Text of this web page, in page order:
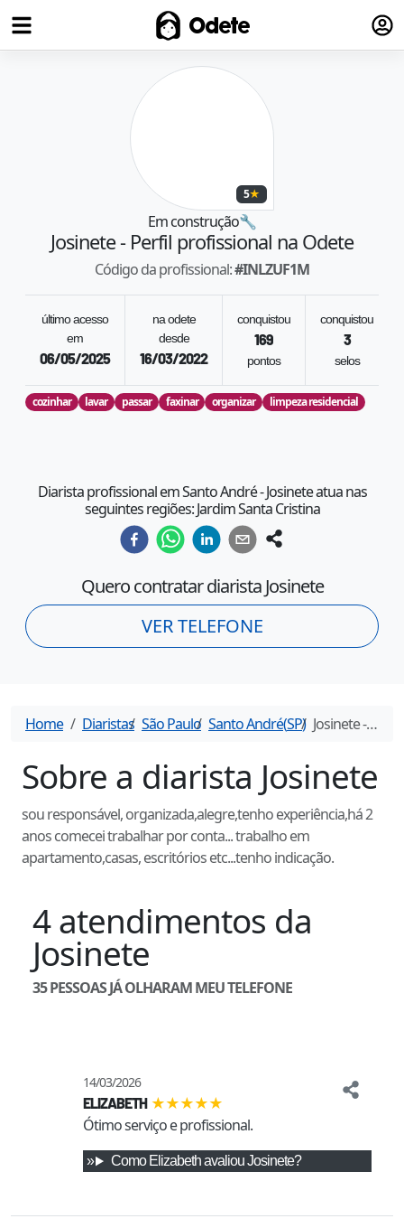
Odete
5★
Em construção🔧
Josinete- Perfil profissional na Odete
Código da profissional:#INLZUF1M
último acesso
em
06/05/2025
na odete
desde
16/03/2022
conquistou
169
pontos
conquistou
3
selos
cozinhar lavar passar faxinar organizar limpeza residencial
Diarista profissional em Santo André - Josinete atua nas
seguintes regiões: Jardim Santa Cristina
Quero contratar diaristaJosinete
VER TELEFONE
Home Diaristas São Paulo Santo André(SP) Josinete- Diarista em
Sobre a diarista Josinete
sou responsável, organizada,alegre,tenho experiência,há 2
anos comecei trabalhar por conta... trabalho em
apartamento,casas, escritórios etc...tenho indicação.
4 atendimentos da
Josinete
35PESSOAS JÁ OLHARAM MEU TELEFONE
14/03/2026
ELIZABETH ★★★★★
Ótimo serviço e profissional.
Como ElizabethavaliouJosinete?